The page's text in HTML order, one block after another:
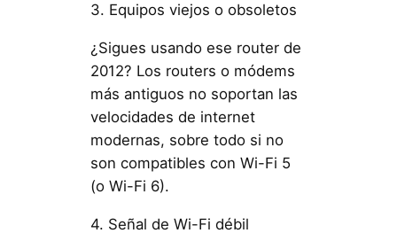
3. Equipos viejos o obsoletos
¿Sigues usando ese router de
2012? Los routers o módems
más antiguos no soportan las
velocidades de internet
modernas, sobre todo si no
son compatibles con Wi-Fi 5
(o Wi-Fi 6).
4. Señal de Wi-Fi débil